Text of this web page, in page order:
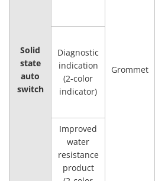
Solid
state
auto
switch
Grommet
Diagnostic
indication
(2-color
indicator)
Improved
water
resistance
product